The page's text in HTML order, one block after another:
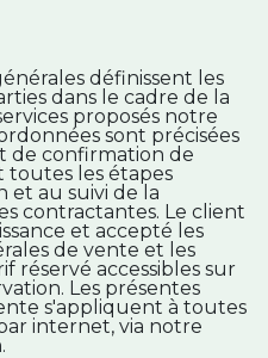
définissent les
dans le cadre de la
proposés notre
sont précisées
de confirmation de
toutes les étapes
et au suivi de la
contractantes. Le client
et accepté les
de vente et les
réservé accessibles sur
Les présentes
s'appliquent à toutes
internet, via notre